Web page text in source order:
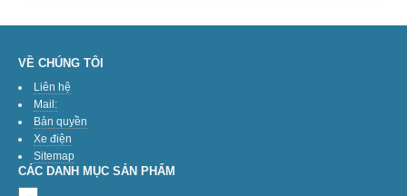
VỀ CHÚNG TÔI
Liên hệ
Mail:
Bản quyền
Xe điện
Sitemap
CÁC DANH MỤC SẢN PHẨM